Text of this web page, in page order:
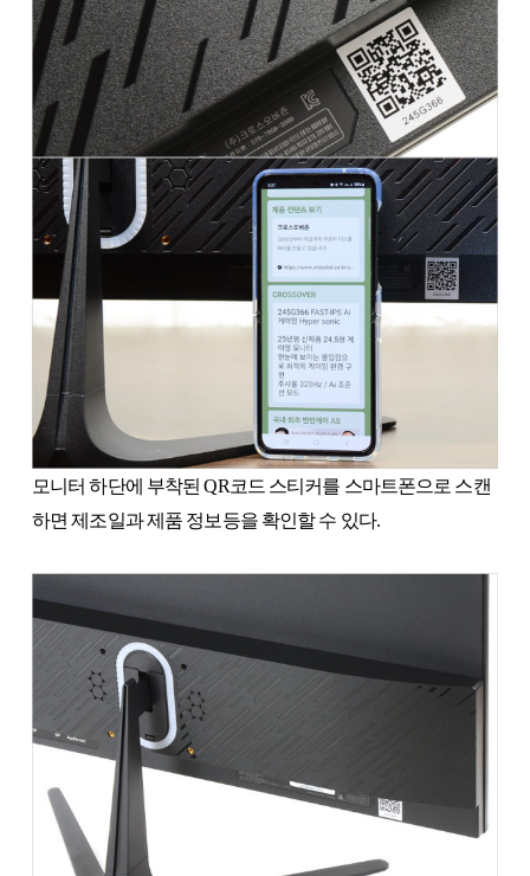
모니터 하단에 부착된 QR코드 스티커를 스마트폰으로 스캔
하면 제조일과 제품 정보등을 확인할 수 있다.